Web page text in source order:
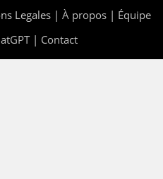
Legales | À propos | Équipe
| Contact